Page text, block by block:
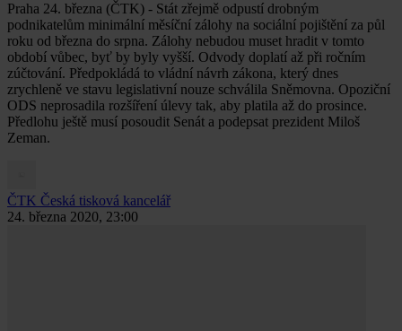
Praha 24. března (ČTK) - Stát zřejmě odpustí drobným
podnikatelům minimální měsíční zálohy na sociální pojištění za půl
roku od března do srpna. Zálohy nebudou muset hradit v tomto
období vůbec, byť by byly vyšší. Odvody doplatí až při ročním
zúčtování. Předpokládá to vládní návrh zákona, který dnes
zrychleně ve stavu legislativní nouze schválila Sněmovna. Opoziční
ODS neprosadila rozšíření úlevy tak, aby platila až do prosince.
Předlohu ještě musí posoudit Senát a podepsat prezident Miloš
Zeman.
ČTK Česká tisková kancelář
24. března 2020, 23:00